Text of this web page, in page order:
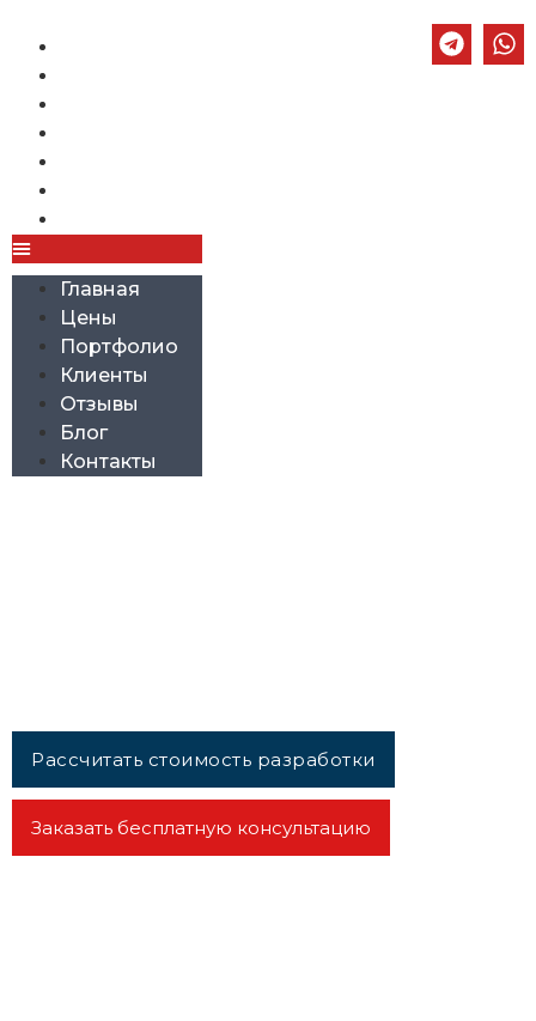
Главная
Цены
Портфолио
Клиенты
Отзывы
Блог
Контакты
Рассчитать стоимость разработки
Заказать бесплатную консультацию